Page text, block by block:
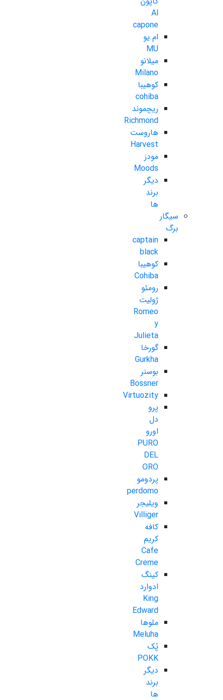
Al
capone
ام.یو
MU
میلانو
Milano
کوهیبا
cohiba
ریچموند
Richmond
هاروست
Harvest
مودز
Moods
دیگر
برند
ها
سیگار
برگ
captain
black
کوهیبا
Cohiba
رومئو
ژولیت
Romeo
y
Julieta
گورخا
Gurkha
بوسنر
Bossner
Virtuozity
پرو
دل
اورو
PURO
DEL
ORO
پردومو
perdomo
ویلیجر
Villiger
کافه
کریم
Cafe
Creme
کینگ
ادوارد
King
Edward
ملوها
Meluha
پُک
POKK
دیگر
برند
ها